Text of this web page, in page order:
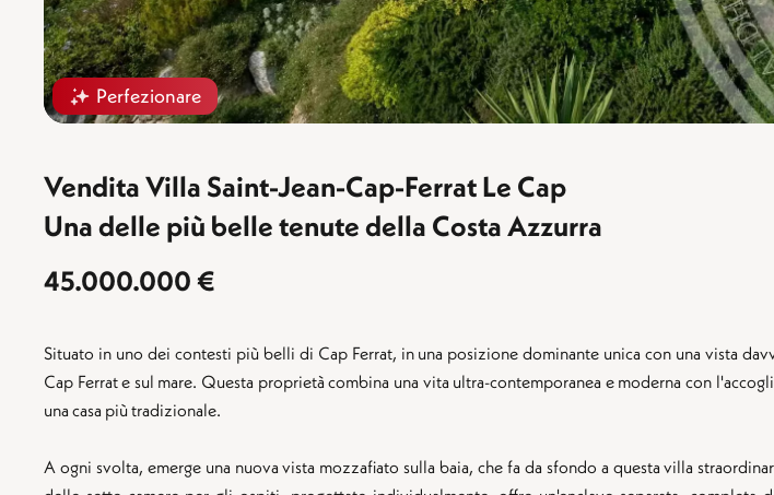
Perfezionare
Vendita Villa Saint-Jean-Cap-Ferrat Le Cap
Una delle più belle tenute della Costa Azzurra
45.000.000 €
Situato in uno dei contesti più belli di Cap Ferrat, in una posizione dominante unica con una vista
Cap Ferrat e sul mare. Questa proprietà combina una vita ultra-contemporanea e moderna con
una casa più tradizionale.
A ogni svolta, emerge una nuova vista mozzafiato sulla baia, che fa da sfondo a questa villa